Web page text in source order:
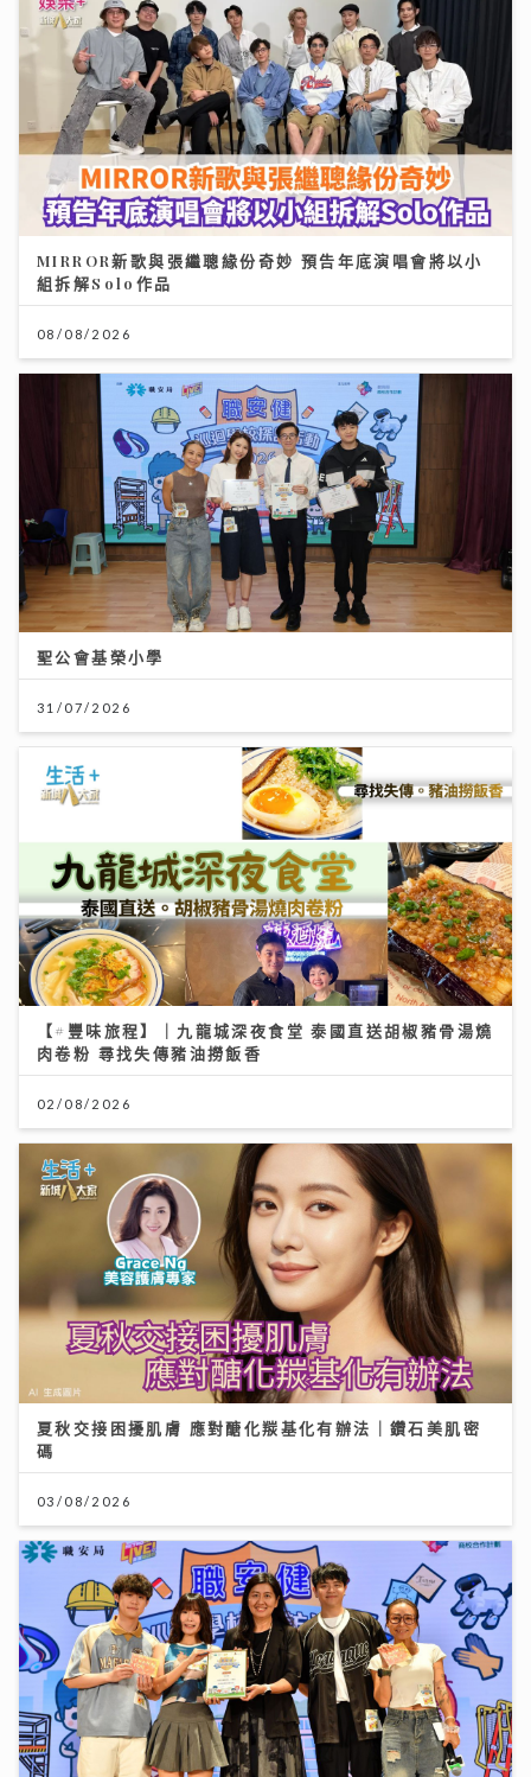
MIRROR新歌與張繼聰緣份奇妙 預告年底演唱會將以小
組拆解Solo作品
08/08/2026
聖公會基榮小學
31/07/2026
【#豐味旅程】｜九龍城深夜食堂 泰國直送胡椒豬骨湯燒
肉卷粉 尋找失傳豬油撈飯香
02/08/2026
夏秋交接困擾肌膚 應對醣化羰基化有辦法｜鑽石美肌密
碼
03/08/2026